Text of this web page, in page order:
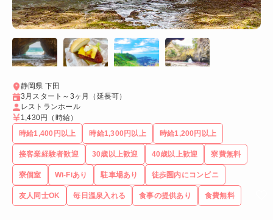
静岡県 下田
3月スタート～3ヶ月（延長可）
レストランホール
1,430円 （時給）
時給1,400円以上
時給1,300円以上 時給1,200円以上
接客業経験者歓迎 30歳以上歓迎 40歳以上歓迎 寮費無料
寮個室 Wi-Fiあり 駐車場あり 徒歩圏内にコンビニ
友人同士OK 毎日温泉入れる 食事の提供あり 食費無料